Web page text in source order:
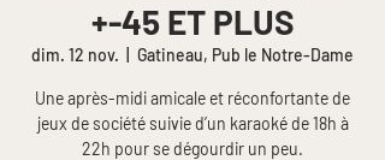
+-45 ET PLUS
dim. 12 nov. Gatineau, Pub le Notre-Dame
Une après-midi amicale et réconfortante de
jeux de société suivie d’un karaoké de 18h à
22h pour se dégourdir un peu.